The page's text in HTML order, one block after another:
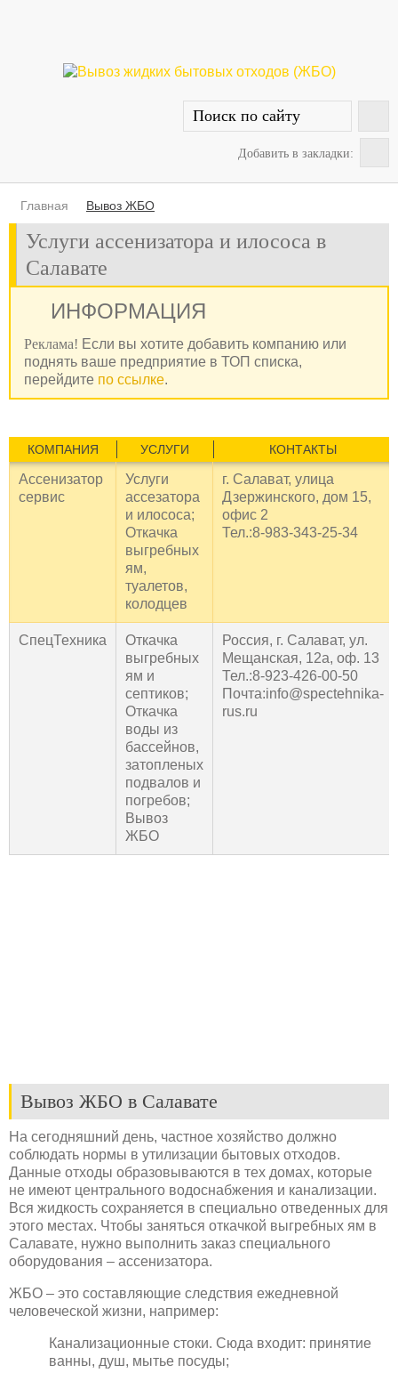
Добавить в закладки:
Главная Вывоз ЖБО
Услуги ассенизатора и илососа в
Салавате
ИНФОРМАЦИЯ
Реклама! Если вы хотите добавить компанию или
поднять ваше предприятие в ТОП списка,
перейдите по ссылке.
КОМПАНИЯ УСЛУГИ КОНТАКТЫ
Ассенизатор
сервис
Услуги
ассезатора
и илососа;
Откачка
выгребных
ям,
туалетов,
колодцев
г. Салават, улица
Дзержинского, дом 15,
офис 2
Тел.:8-983-343-25-34
СпецТехника
Откачка
выгребных
ям и
септиков;
Откачка
воды из
бассейнов,
затопленых
подвалов и
погребов;
Вывоз
ЖБО
Россия, г. Салават, ул.
Мещанская, 12а, оф. 13
Тел.:8-923-426-00-50
Почта:info@spectehnika-
rus.ru
Вывоз ЖБО в Салавате
На сегодняшний день, частное хозяйство должно
соблюдать нормы в утилизации бытовых отходов.
Данные отходы образовываются в тех домах, которые
не имеют центрального водоснабжения и канализации.
Вся жидкость сохраняется в специально отведенных для
этого местах. Чтобы заняться откачкой выгребных ям в
Салавате, нужно выполнить заказ специального
оборудования – ассенизатора.
ЖБО – это составляющие следствия ежедневной
человеческой жизни, например:
Канализационные стоки. Сюда входит: принятие
ванны, душ, мытье посуды;